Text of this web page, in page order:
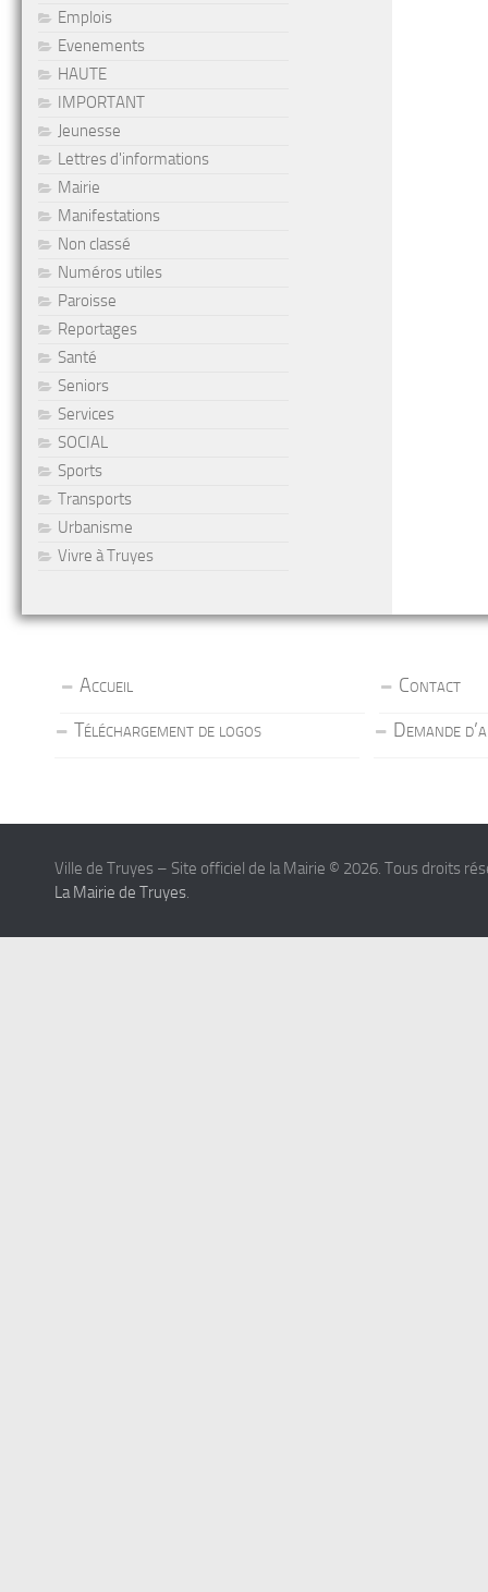
Emplois
Evenements
HAUTE
IMPORTANT
Jeunesse
Lettres d'informations
Mairie
Manifestations
Non classé
Numéros utiles
Paroisse
Reportages
Santé
Seniors
Services
SOCIAL
Sports
Transports
Urbanisme
Vivre à Truyes
Accueil
Contact
Téléchargement de logos
Demande
Ville de Truyes – Site officiel de la Mairie © 2026. Tous droits
La Mairie de Truyes.